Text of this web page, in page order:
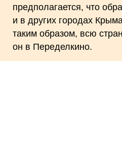
предполагается, что
и в других городах
таким образом, всю
он в Переделкино.